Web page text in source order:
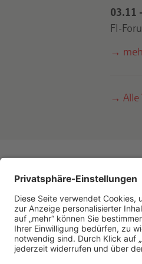
03.11 -
FI-
Alle